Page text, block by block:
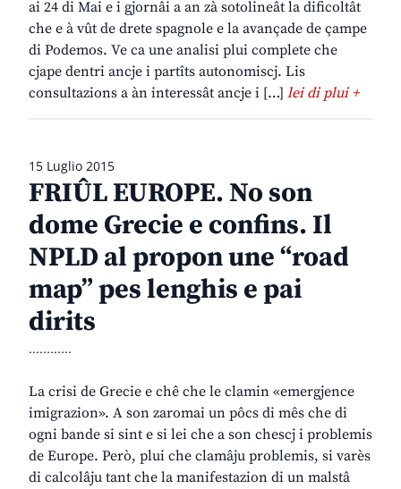
ai 24 di Mai e i gjornâi a an zà sotolineât la dificoltât
che e à vût de drete spagnole e la avançade de çampe
di Podemos. Ve ca une analisi plui complete che
cjape dentri ancje i partîts autonomiscj. Lis
consultazions a àn interessât ancje i […] lei di plui +
15 Luglio 2015
FRIÛL EUROPE. No son
dome Grecie e confins. Il
NPLD al propon une “road
map” pes lenghis e pai
dirits
............
La crisi de Grecie e chê che le clamin «emergjence
imigrazion». A son zaromai un pôcs di mês che di
ogni bande si sint e si lei che a son chescj i problemis
de Europe. Però, plui che clamâju problemis, si varès
di calcolâju tant che la manifestazion di un malstâ